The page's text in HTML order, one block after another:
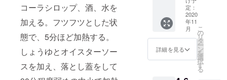
コーラシロップ、酒、水を
加える。フツフツとした状
態で、5分ほど加熱する。
しょうゆとオイスターソー
スを加え、落とし蓋をして
ぞ！
https://
www.qu
snoki.n
et/ お届
月末~11
月末を
ていま
ンジャ
エール
は、リ
フレッ
シュし
や浄化
したい
お正月
を迎え
るため
の薬草
ド／虫
や害虫
ことん
元気を
チャー
ジし
ちゃっ
てくだ
ガラナ
を加え
た、や
さしい
味わい
のクラ
ジン
ジャー
シロッ
プ徳用
サイズ
(1000m
l)】 1本
で約20
定：
2020
年11
月
詳細を見る
こ
の
リ
タ
ー
ン
を
選
択
す
る